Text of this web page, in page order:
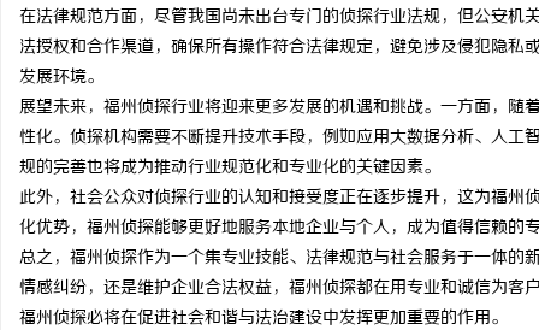
在法律规范方面，尽管我国尚未出台专门的侦探行业法规，但公安
法授权和合作渠道，确保所有操作符合法律规定，避免涉及侵犯隐
发展环境。
展望未来，福州侦探行业将迎来更多发展的机遇和挑战。一方面，
性化。侦探机构需要不断提升技术手段，例如应用大数据分析、人
规的完善也将成为推动行业规范化和专业化的关键因素。
此外，社会公众对侦探行业的认知和接受度正在逐步提升，这为福
化优势，福州侦探能够更好地服务本地企业与个人，成为值得信赖的
总之，福州侦探作为一个集专业技能、法律规范与社会服务于一体
情感纠纷，还是维护企业合法权益，福州侦探都在用专业和诚信为
福州侦探必将在促进社会和谐与法治建设中发挥更加重要的作用。
耐磨改性颗粒：提升耐磨性能 北京考研机构避坑指南